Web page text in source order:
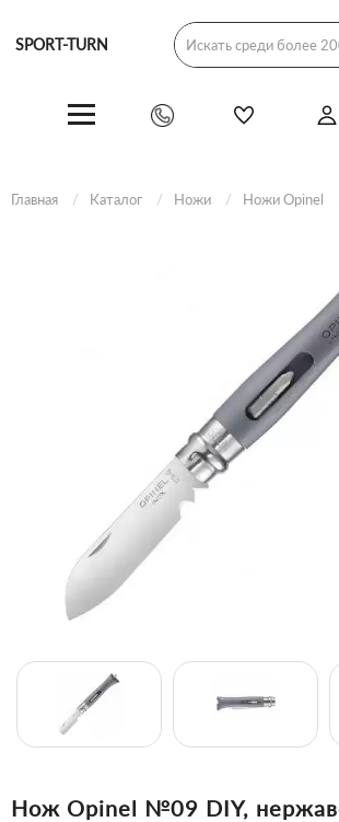
SPORT-TURN
Главная Каталог Ножи Ножи Opinel
Нож Opinel №09 DIY,